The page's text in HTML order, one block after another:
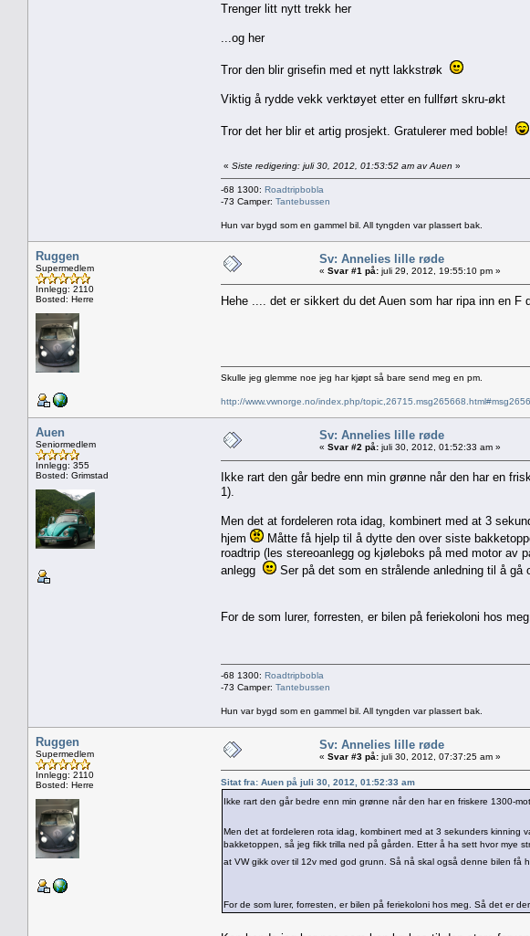
Trenger litt nytt trekk her
...og her
Tror den blir grisefin med et nytt lakkstrøk
Viktig å rydde vekk verktøyet etter en fullført skru-økt
Tror det her blir et artig prosjekt. Gratulerer med boble!
« Siste redigering: juli 30, 2012, 01:53:52 am av Auen »
-68 1300: Roadtripbobla
-73 Camper: Tantebussen
Hun var bygd som en gammel bil. All tyngden var plassert bak.
Ruggen
Supermedlem
Innlegg: 2110
Bosted: Herre
Sv: Annelies lille røde
« Svar #1 på: juli 29, 2012, 19:55:10 pm »
Hehe .... det er sikkert du det Auen som har ripa inn en F
Skulle jeg glemme noe jeg har kjøpt så bare send meg en pm.
http://www.vwnorge.no/index.php/
Auen
Seniormedlem
Innlegg: 355
Bosted: Grimstad
Sv: Annelies lille røde
« Svar #2 på: juli 30, 2012, 01:52:33 am »
Ikke rart den går bedre enn min grønne når den har en
1).
Men det at fordeleren rota idag, kombinert med at 3
hjem
Måtte få hjelp til å dytte den over siste
roadtrip (les stereoanlegg og kjøleboks på med motor av
anlegg
Ser på det som en strålende anledning til å
For de som lurer, forresten, er bilen på feriekoloni hos
-68 1300: Roadtripbobla
-73 Camper: Tantebussen
Hun var bygd som en gammel bil. All tyngden var plassert bak.
Ruggen
Supermedlem
Innlegg: 2110
Bosted: Herre
Sv: Annelies lille røde
« Svar #3 på: juli 30, 2012, 07:37:25 am »
Sitat fra: Auen på juli 30, 2012, 01:52:33 am
Ikke rart den går bedre enn min grønne når den har en friskere 1300-
Men det at fordeleren rota idag, kombinert med at 3 sekunders kinning
bakketoppen, så jeg fikk trilla ned på gården. Etter å ha sett hvor mye
at VW gikk over til 12v med god grunn. Så nå skal også denne bilen få
For de som lurer, forresten, er bilen på feriekoloni hos meg. Så det er